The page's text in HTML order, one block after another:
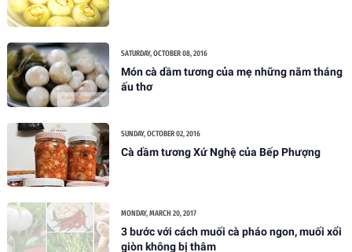
SATURDAY, OCTOBER 08, 2016
Món cà dầm tương của mẹ những năm tháng
ấu thơ
SUNDAY, OCTOBER 02, 2016
Cà dầm tương Xứ Nghệ của Bếp Phượng
MONDAY, MARCH 20, 2017
3 bước với cách muối cà pháo ngon, muối xổi
giòn không bị thâm